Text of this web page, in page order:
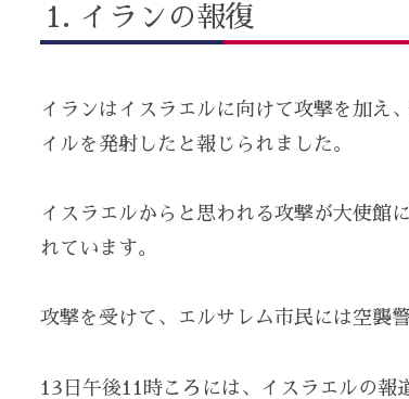
イランの報復
イランはイスラエルに向けて攻撃を加え
イルを発射したと報じられました。
イスラエルからと思われる攻撃が大使館
れています。
攻撃を受けて、エルサレム市民には空襲
13日午後11時ころには、イスラエルの報